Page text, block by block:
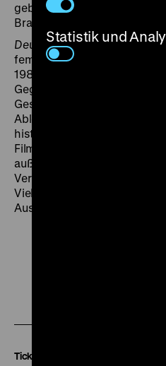
geben kann, steckt in diesem
Brahms)
Deutschland bleiche Mutter
feministischen Re-Lektüren
1980er Jahren, die
Gegenerzählungen zur
Geschichtsschreibung
Ablehnung der subjektiven,
historische Ereignisse durch
Filmkritik verstellte lange
außergewöhnliche
Verwerfungen in den
Vielstimmigkeit und seinen
Ausdruck verleiht. (bh)
Tickets
Statistik und